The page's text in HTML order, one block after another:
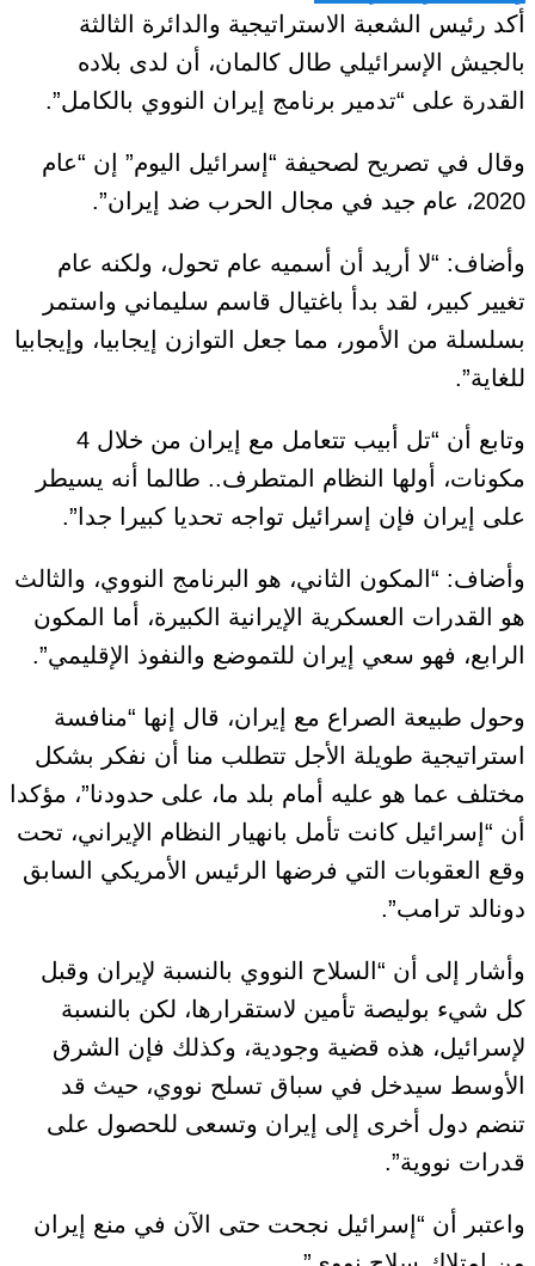
أكد رئيس الشعبة الاستراتيجية والدائرة الثالثة
بالجيش الإسرائيلي طال كالمان، أن لدى بلاده
القدرة على “تدمير برنامج إيران النووي بالكامل”.
وقال في تصريح لصحيفة “إسرائيل اليوم” إن “عام
2020، عام جيد في مجال الحرب ضد إيران”.
وأضاف: “لا أريد أن أسميه عام تحول، ولكنه عام
تغيير كبير، لقد بدأ باغتيال قاسم سليماني واستمر
بسلسلة من الأمور، مما جعل التوازن إيجابيا، وإيجابيا
للغاية”.
وتابع أن “تل أبيب تتعامل مع إيران من خلال 4
مكونات، أولها النظام المتطرف.. طالما أنه يسيطر
على إيران فإن إسرائيل تواجه تحديا كبيرا جدا”.
وأضاف: “المكون الثاني، هو البرنامج النووي، والثالث
هو القدرات العسكرية الإيرانية الكبيرة، أما المكون
الرابع، فهو سعي إيران للتموضع والنفوذ الإقليمي”.
وحول طبيعة الصراع مع إيران، قال إنها “منافسة
استراتيجية طويلة الأجل تتطلب منا أن نفكر بشكل
مختلف عما هو عليه أمام بلد ما، على حدودنا”، مؤكدا
أن “إسرائيل كانت تأمل بانهيار النظام الإيراني، تحت
وقع العقوبات التي فرضها الرئيس الأمريكي السابق
دونالد ترامب”.
وأشار إلى أن “السلاح النووي بالنسبة لإيران وقبل
كل شيء بوليصة تأمين لاستقرارها، لكن بالنسبة
لإسرائيل، هذه قضية وجودية، وكذلك فإن الشرق
الأوسط سيدخل في سباق تسلح نووي، حيث قد
تنضم دول أخرى إلى إيران وتسعى للحصول على
قدرات نووية”.
واعتبر أن “إسرائيل نجحت حتى الآن في منع إيران